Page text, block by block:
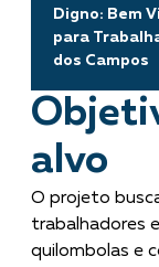
Digno: Bem
para
dos Campos
alvo
O projeto
trabalhadores
quilombolas e